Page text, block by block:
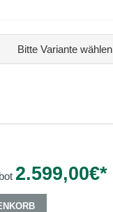
Bitte Variante wählen
2.599,00€*